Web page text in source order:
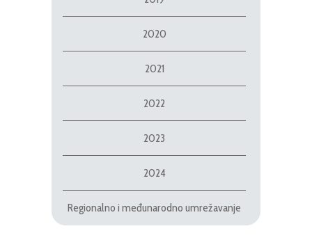
2020
2021
2022
2023
2024
Regionalno i međunarodno umrežavanje